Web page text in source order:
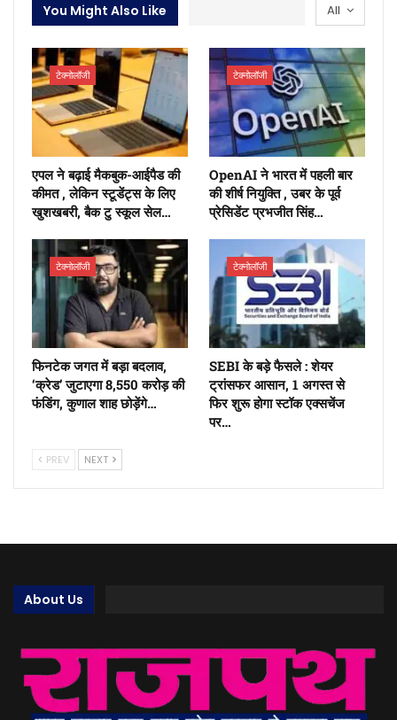
All
You Might Also Like
टेक्नोलॉजी
एपल ने बढ़ाई मैकबुक-आईपैड की
कीमत , लेकिन स्टूडेंट्स के लिए
खुशखबरी, बैक टु स्कूल सेल…
टेक्नोलॉजी
OpenAI ने भारत में पहली बार
की शीर्ष नियुक्ति , उबर के पूर्व
प्रेसिडेंट प्रभजीत सिंह…
टेक्नोलॉजी
फिनटेक जगत में बड़ा बदलाव,
‘क्रेड’ जुटाएगा 8,550 करोड़ की
फंडिंग, कुणाल शाह छोड़ेंगे…
टेक्नोलॉजी
SEBI के बड़े फैसले : शेयर
ट्रांसफर आसान, 1 अगस्त से
फिर शुरू होगा स्टॉक एक्सचेंज
पर…
PREV NEXT
About Us